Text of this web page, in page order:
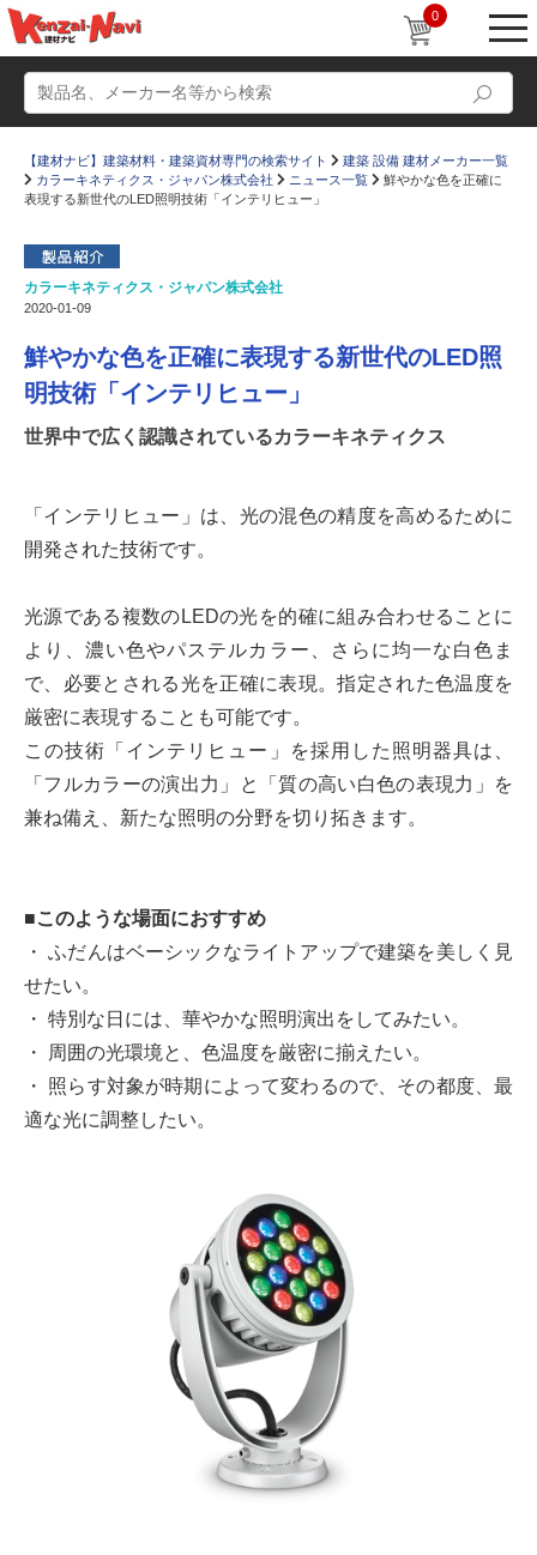
0
動画
かたなび コラム
すまいリング
Q＆A 販売・施工代理店募集
【建材ナビ】建築材料・建築資材専門の検索サイト
建築 設備 建材メーカー一覧
カラーキネティクス・ジャパン株式会社
ニュース一覧
鮮やかな色を正確に
表現する新世代のLED照明技術「インテリヒュー」
カラーキネティクス・ジャパン株式会社
2020-01-09
鮮やかな色を正確に表現する新世代のLED照
明技術「インテリヒュー」
世界中で広く認識されているカラーキネティクス
「インテリヒュー」は、光の混色の精度を高めるために
開発された技術です。
光源である複数のLEDの光を的確に組み合わせることに
より、濃い色やパステルカラー、さらに均一な白色ま
で、必要とされる光を正確に表現。指定された色温度を
厳密に表現することも可能です。
この技術「インテリヒュー」を採用した照明器具は、
「フルカラーの演出力」と「質の高い白色の表現力」を
兼ね備え、新たな照明の分野を切り拓きます。
■このような場面におすすめ
・ ふだんはベーシックなライトアップで建築を美しく見
せたい。
・ 特別な日には、華やかな照明演出をしてみたい。
・ 周囲の光環境と、色温度を厳密に揃えたい。
・ 照らす対象が時期によって変わるので、その都度、最
適な光に調整したい。